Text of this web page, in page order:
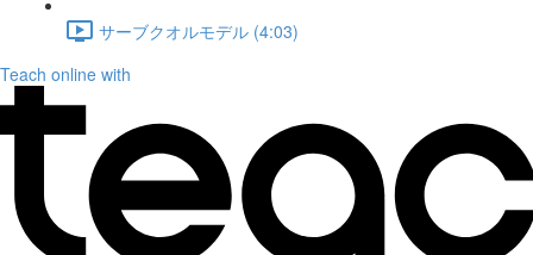
サーブクオルモデル (4:03)
Teach online with